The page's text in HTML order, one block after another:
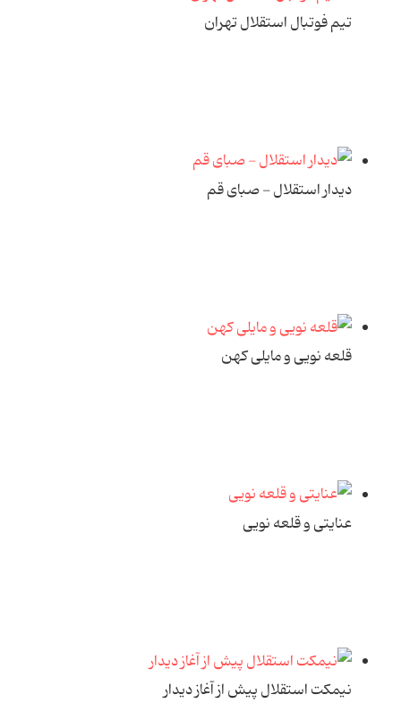
تیم فوتبال استقلال تهران
دیدار استقلال - صبای قم
قلعه نویی و مایلی کهن
عنایتی و قلعه نویی
نیمکت استقلال پیش از آغاز دیدار